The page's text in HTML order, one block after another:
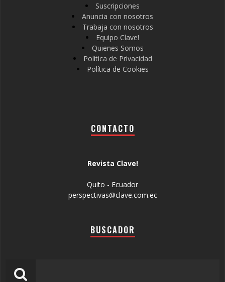
Suscripciones
Anuncia con nosotros
Trabaja con nosotros
Equipo Clave!
Quienes Somos
Política de Privacidad
Política de Cookies
CONTACTO
Revista Clave!
Quito - Ecuador
perspectivas@clave.com.ec
BUSCADOR